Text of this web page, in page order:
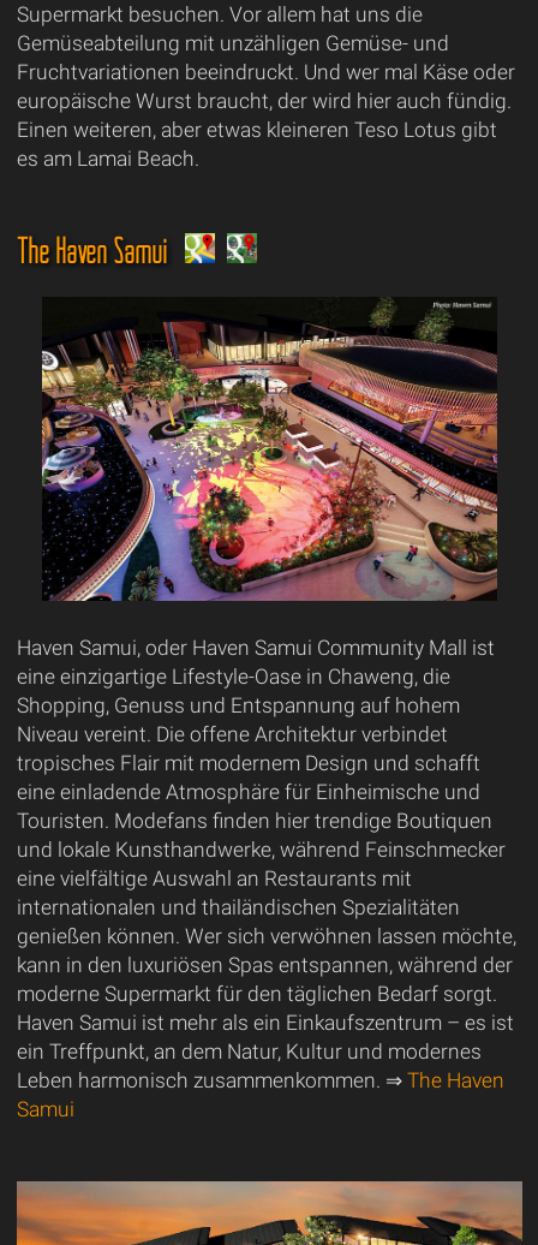
Supermarkt besuchen. Vor allem hat uns die
Gemüseabteilung mit unzähligen Gemüse- und
Fruchtvariationen beeindruckt. Und wer mal Käse oder
europäische Wurst braucht, der wird hier auch fündig.
Einen weiteren, aber etwas kleineren Teso Lotus gibt
es am Lamai Beach.
The Haven Samui
Haven Samui, oder Haven Samui Community Mall ist
eine einzigartige Lifestyle-Oase in Chaweng, die
Shopping, Genuss und Entspannung auf hohem
Niveau vereint. Die offene Architektur verbindet
tropisches Flair mit modernem Design und schafft
eine einladende Atmosphäre für Einheimische und
Touristen. Modefans finden hier trendige Boutiquen
und lokale Kunsthandwerke, während Feinschmecker
eine vielfältige Auswahl an Restaurants mit
internationalen und thailändischen Spezialitäten
genießen können. Wer sich verwöhnen lassen möchte,
kann in den luxuriösen Spas entspannen, während der
moderne Supermarkt für den täglichen Bedarf sorgt.
Haven Samui ist mehr als ein Einkaufszentrum – es ist
ein Treffpunkt, an dem Natur, Kultur und modernes
Leben harmonisch zusammenkommen. ⇒ The Haven
Samui